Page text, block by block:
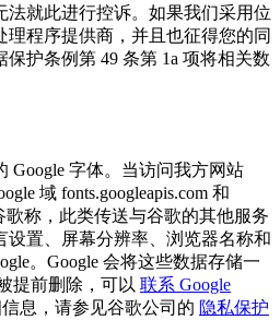
法就此进行控诉。如果我们采用位
程序提供商，并且也征得您的同
护条例第 49 条第 1a 项将相关数
Google 字体。当访问我方网站
域 fonts.googleapis.com 和
歌称，此类传送与谷歌的其他服务
设置、屏幕分辨率、浏览器名称和
。Google 会将这些数据存储一
提前删除，可以 联系 Google
息，请参见谷歌公司的 隐私保护